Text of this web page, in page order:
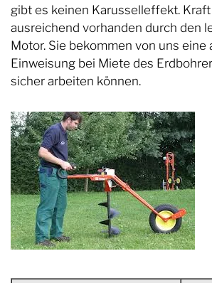
gibt es keinen Karusselleffekt.
ausreichend vorhanden durch den
Motor. Sie bekommen von uns eine
Einweisung bei Miete des
sicher arbeiten können.